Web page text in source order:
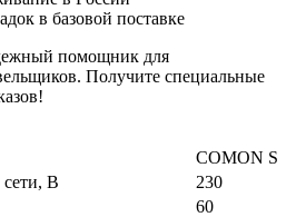
в базовой поставке
помощник для
Получите специальные
СОМОN S
В
230
60